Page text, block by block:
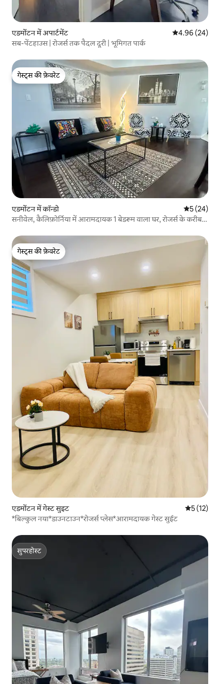
एडमोंटन में अपार्टमेंट औसत रेटिंग 5 में
4.96 (24)
सब-पेंटहाउस | रोजर्स तक पैदल दूरी | भूमिगत पार्क
गेस्ट्स की फ़ेवरेट
गेस्ट्स की फ़ेवरेट
एडमोंटन में कॉन्डो औसत रेटिंग
5 (24)
सनीवेल, कैलिफ़ोर्निया में आरामदायक 1 बेडरूम वाला घर, रोजर्स के करीब,
गेस्ट्स की फ़ेवरेट
गेस्ट्स की फ़ेवरेट
एडमोंटन में गेस्ट सुइट औसत रेटिंग
5 (12)
*बिल्कुल नया*डाउनटाउन*रोजर्स प्लेस*आरामदायक गेस्ट सुईट
सुपरहोस्ट
सुपरहोस्ट